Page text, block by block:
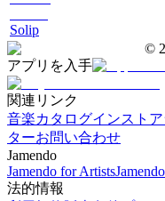
Solip
©
アプリを入手
関連リンク
音楽カタログインスト
ターお問い合わせ
Jamendo
Jamendo for Artists
法的情報